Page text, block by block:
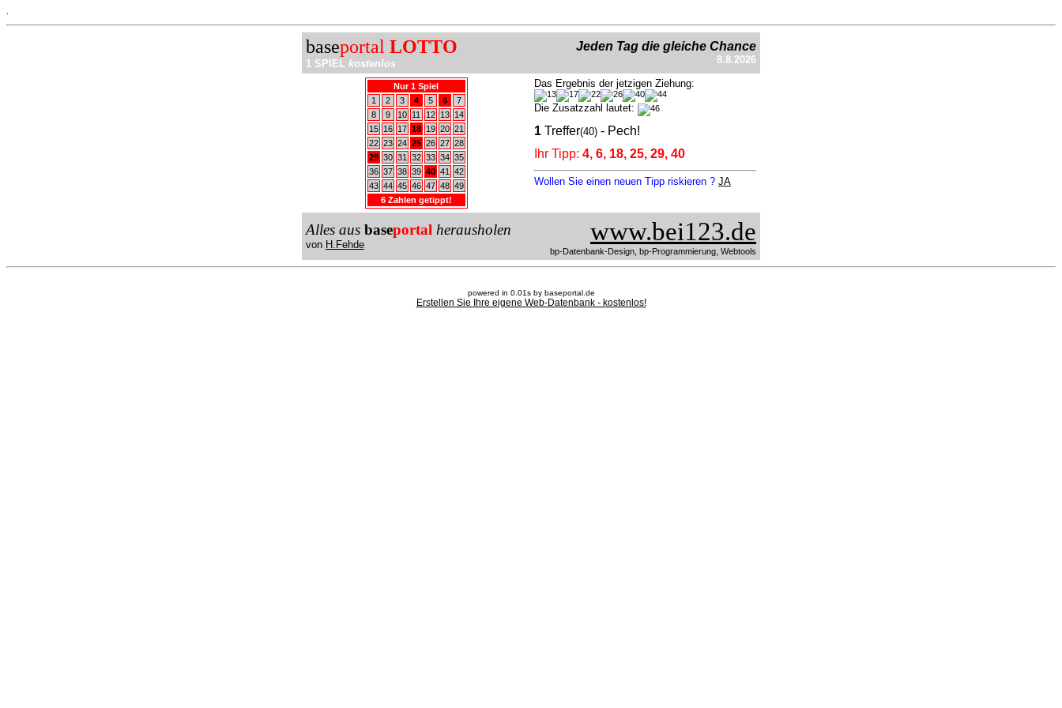
baseportal LOTTO
1 SPIEL kostenlos
Jeden Tag die gleiche Chance
8.8.2026
Nur 1 Spiel
1
2 3 4 5 6
7
8
9 10 11 12 13
14
15
16 17 18 19 20 21
22 23 24 25 26 27 28
29 30 31 32 33 34 35
36 37 38 39 40 41
42
43 44 45 46 47 48 49
6 Zahlen getippt!
Das Ergebnis der jetzigen Ziehung:
Die Zusatzzahl lautet:
1 Treffer(40) - Pech!
Ihr Tipp: 4, 6, 18, 25, 29, 40
Wollen Sie einen neuen Tipp riskieren ? JA
Alles aus baseportal herausholen
von H.Fehde www.bei123.de
bp-Datenbank-Design, bp-Programmierung, Webtools
powered in 0.01s by baseportal.de
Erstellen Sie Ihre eigene Web-Datenbank - kostenlos!